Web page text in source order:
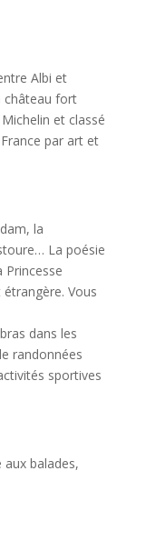
Albi et
château fort
et classé
par art et
la
La poésie
Princesse
Vous
dans les
randonnées
sportives
aux balades,